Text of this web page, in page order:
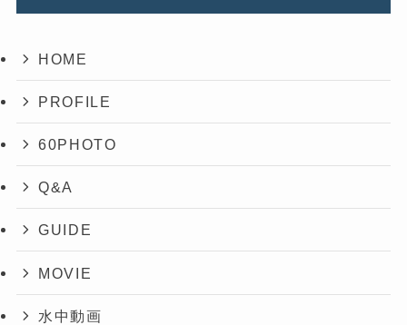
HOME
PROFILE
60PHOTO
Q&A
GUIDE
MOVIE
水中動画